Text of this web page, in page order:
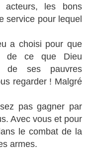
acteurs, les bons
service pour lequel
a choisi pour que
de ce que Dieu
de ses pauvres
regarder ! Malgré
pas gagner par
Avec vous et pour
le combat de la
armes.